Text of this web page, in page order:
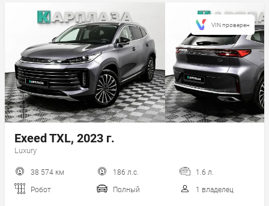
Exeed TXL, 2023 г.
Luxury
38 574 км 186 л.с. 1.6 л.
Робот Полный 1 владелец
VIN проверен